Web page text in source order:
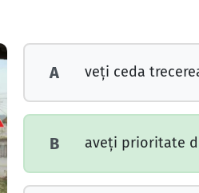
A veţi ceda
B aveţi prioritate